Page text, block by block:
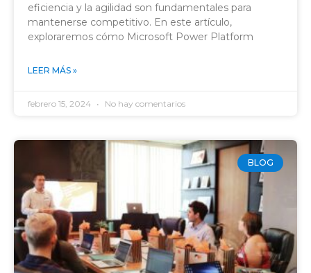
eficiencia y la agilidad son fundamentales para
mantenerse competitivo. En este artículo,
exploraremos cómo Microsoft Power Platform
LEER MÁS »
febrero 15, 2024 No hay comentarios
BLOG